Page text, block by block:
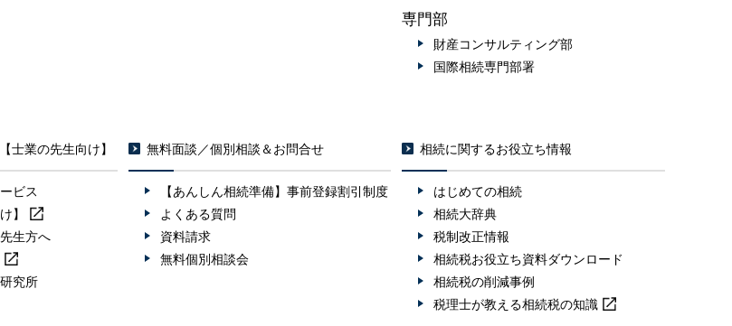
専門部
財産コンサルティング部
国際相続専門部署
士業の先生向け】
ビス
】
生方へ
究所
無料面談／個別相談＆お問合せ
【あんしん相続準備】事前登録割引制度
よくある質問
資料請求
無料個別相談会
相続に関するお役立ち情報
はじめての相続
相続大辞典
税制改正情報
相続税お役立ち資料ダウンロード
相続税の削減事例
税理士が教える相続税の知識